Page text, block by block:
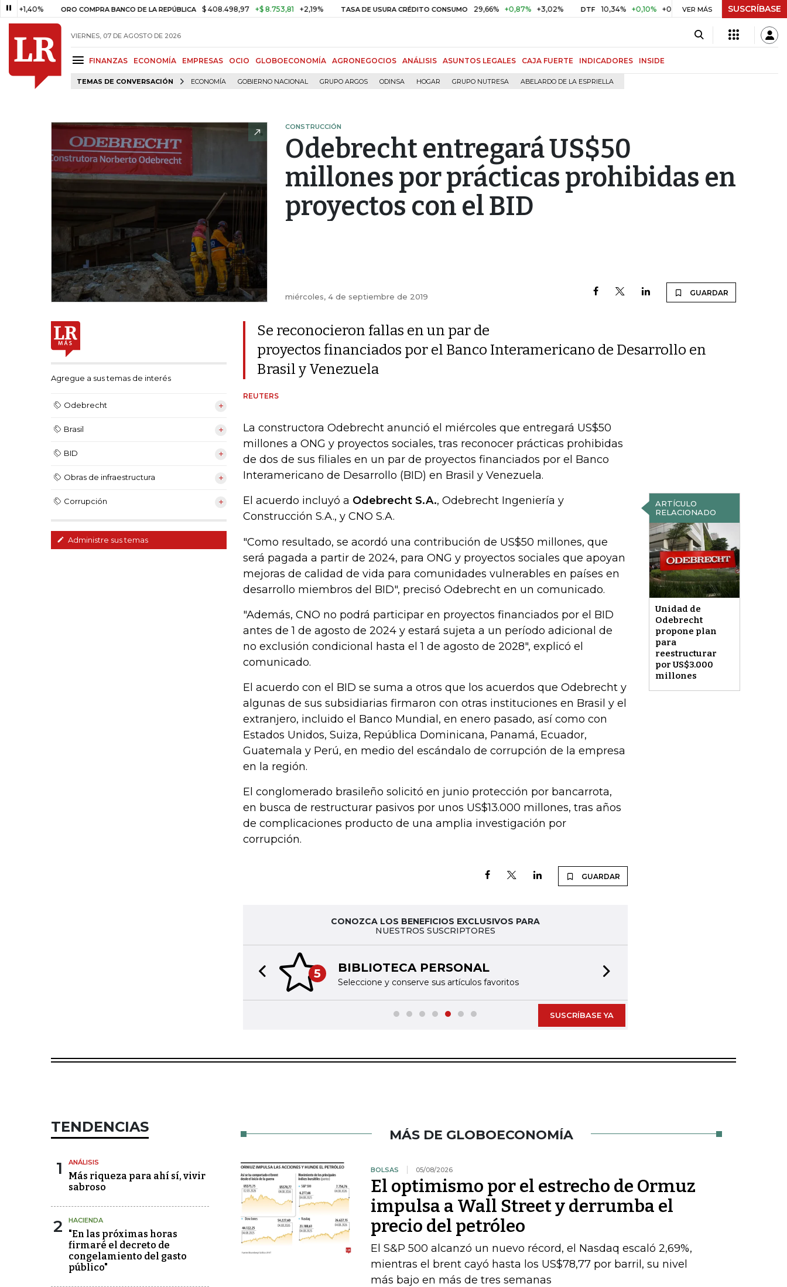
ORO COMPRA BANCO DE LA REPÚBLICA $ 408.498,97 +$ 8.753,81 +2,19% TASA DE USURA CRÉDITO CONSUMO 29,66% +0,87% +3,02% DTF 10,34% +0,10% +0,98% UVR $ 416,96 +$ 0,05
VER MÁS SUSCRÍBASE
VIERNES, 07 DE AGOSTO DE 2026
FINANZAS ECONOMÍA EMPRESAS OCIO GLOBOECONOMÍA AGRONEGOCIOS ANÁLISIS ASUNTOS LEGALES CAJA FUERTE INDICADORES INSIDE
TEMAS DE CONVERSACIÓN ECONOMÍA GOBIERNO NACIONAL GRUPO ARGOS ODINSA HOGAR GRUPO NUTRESA ABELARDO DE LA ESPRIELLA
CONSTRUCCIÓN
Odebrecht entregará US$50
millones por prácticas prohibidas en
proyectos con el BID
miércoles, 4 de septiembre de 2019 GUARDAR
Agregue a sus temas de interés
Odebrecht
Brasil
BID
Obras de infraestructura
Corrupción
Administre sus temas
Se reconocieron fallas en un par de
proyectos financiados por el Banco Interamericano de Desarrollo en
Brasil y Venezuela
REUTERS
La constructora Odebrecht anunció el miércoles que entregará US$50
millones a ONG y proyectos sociales, tras reconocer prácticas prohibidas
de dos de sus filiales en un par de proyectos financiados por el Banco
Interamericano de Desarrollo (BID) en Brasil y Venezuela.
ARTÍCULO
RELACIONADO
Unidad de
Odebrecht
propone plan
para
reestructurar
por US$3.000
millones
El acuerdo incluyó a Odebrecht S.A., Odebrecht Ingeniería y
Construcción S.A., y CNO S.A.
"Como resultado, se acordó una contribución de US$50 millones, que
será pagada a partir de 2024, para ONG y proyectos sociales que apoyan
mejoras de calidad de vida para comunidades vulnerables en países en
desarrollo miembros del BID", precisó Odebrecht en un comunicado.
"Además, CNO no podrá participar en proyectos financiados por el BID
antes de 1 de agosto de 2024 y estará sujeta a un período adicional de
no exclusión condicional hasta el 1 de agosto de 2028", explicó el
comunicado.
El acuerdo con el BID se suma a otros que los acuerdos que Odebrecht y
algunas de sus subsidiarias firmaron con otras instituciones en Brasil y el
extranjero, incluido el Banco Mundial, en enero pasado, así como con
Estados Unidos, Suiza, República Dominicana, Panamá, Ecuador,
Guatemala y Perú, en medio del escándalo de corrupción de la empresa
en la región.
El conglomerado brasileño solicitó en junio protección por bancarrota,
en busca de restructurar pasivos por unos US$13.000 millones, tras años
de complicaciones producto de una amplia investigación por
corrupción.
GUARDAR
CONOZCA LOS BENEFICIOS EXCLUSIVOS PARA
NUESTROS SUSCRIPTORES
5 BIBLIOTECA PERSONAL
Seleccione y conserve sus artículos favoritos
Previous slide
SUSCRÍBASE YA
TENDENCIAS
1 ANÁLISIS
Más riqueza para ahí sí, vivir
sabroso
2 HACIENDA
"En las próximas horas
firmaré el decreto de
congelamiento del gasto
público"
MÁS DE GLOBOECONOMÍA
BOLSAS 05/08/2026
El optimismo por el estrecho de Ormuz
impulsa a Wall Street y derrumba el
precio del petróleo
El S&P 500 alcanzó un nuevo récord, el Nasdaq escaló 2,69%,
mientras el brent cayó hasta los US$78,77 por barril, su nivel
más bajo en más de tres semanas